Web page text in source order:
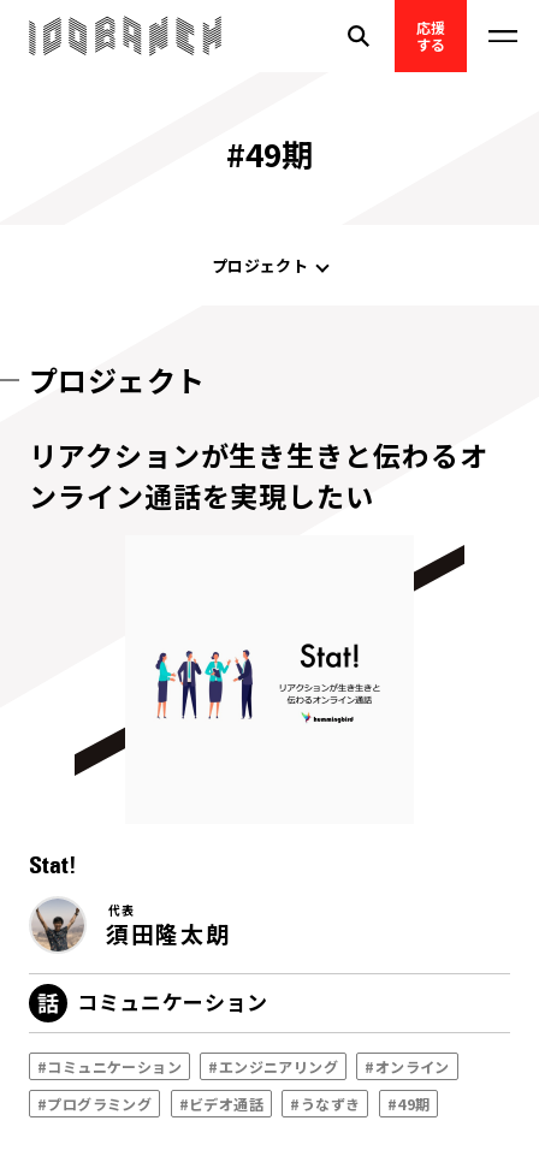
応援
する
#49期
プロジェクト
プロジェクト
リアクションが生き生きと伝わるオ
ンライン通話を実現したい
Stat!
代表
須田隆太朗
コミュニケーション
#コミュニケーション #エンジニアリング
#オンライン
#プログラミング
#ビデオ通話 #うなずき #49期